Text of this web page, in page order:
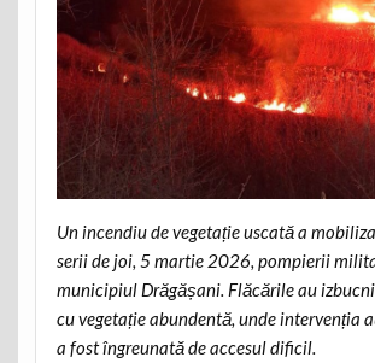
Un incendiu de vegetație uscată a
serii de joi, 5 martie 2026, pompierii
municipiul Drăgășani. Flăcările au
cu vegetație abundentă, unde intervenția
a fost îngreunată de accesul dificil.